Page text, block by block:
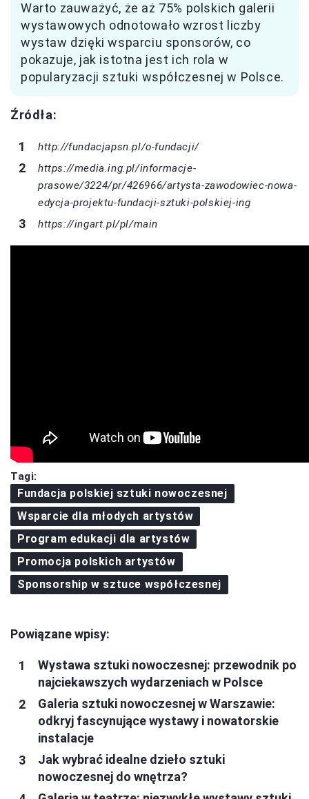
Warto zauważyć, że aż 75% polskich galerii
wystawowych odnotowało wzrost liczby
wystaw dzięki wsparciu sponsorów, co
pokazuje, jak istotna jest ich rola w
popularyzacji sztuki współczesnej w Polsce.
Źródła:
http://fundacjapsn.pl/o-fundacji/
https://media.ing.pl/informacje-
prasowe/3224/pr/426966/artysta-zawodowiec-nowa-
edycja-projektu-fundacji-sztuki-polskiej-ing
https://ingart.pl/pl/main
Tagi:
Fundacja polskiej sztuki nowoczesnej
Wsparcie dla młodych artystów
Program edukacji dla artystów
Promocja polskich artystów
Sponsorship w sztuce współczesnej
Powiązane wpisy:
Wystawa sztuki nowoczesnej: przewodnik po
najciekawszych wydarzeniach w Polsce
Galeria sztuki nowoczesnej w Warszawie:
odkryj fascynujące wystawy i nowatorskie
instalacje
Jak wybrać idealne dzieło sztuki
nowoczesnej do wnętrza?